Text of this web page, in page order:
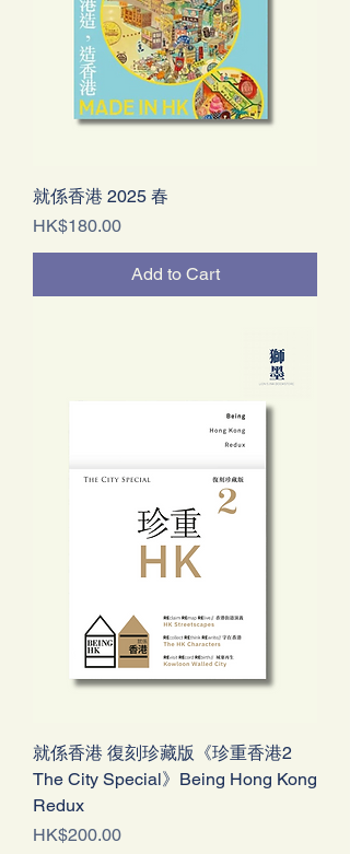
就係香港 2025 春
Price
HK$180.00
Add to Cart
就係香港 復刻珍藏版《珍重香港2
The City Special》Being Hong Kong
Redux
Price
HK$200.00